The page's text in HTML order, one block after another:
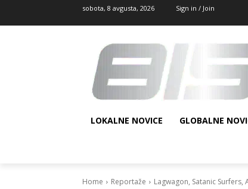
sobota, 8 avgusta, 2026 Sign in / Join
LOKALNE NOVICE GLOBALNE
Home Reportaže Lagwagon, Satanic Surfers,